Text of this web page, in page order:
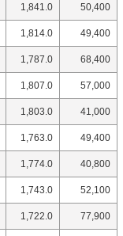
1,841.0 50,400
1,814.0 49,400
1,787.0 68,400
1,807.0 57,000
1,803.0 41,000
1,763.0 49,400
1,774.0 40,800
1,743.0 52,100
1,722.0 77,900